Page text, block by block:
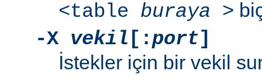
<table buraya >
-X vekil [:port]
İstekler için bir vekil